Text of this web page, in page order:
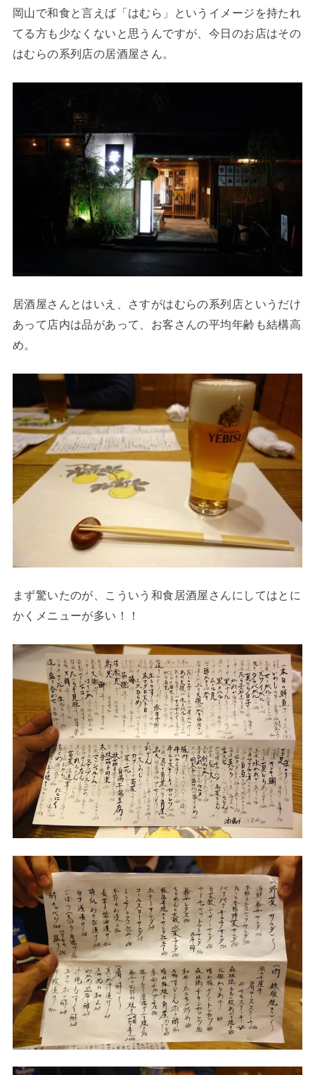
岡山で和食と言えば「はむら」というイメージを持たれ
てる方も少なくないと思うんですが、今日のお店はその
はむらの系列店の居酒屋さん。
居酒屋さんとはいえ、さすがはむらの系列店というだけ
あって店内は品があって、お客さんの平均年齢も結構高
め。
まず驚いたのが、こういう和食居酒屋さんにしてはとに
かくメニューが多い！！